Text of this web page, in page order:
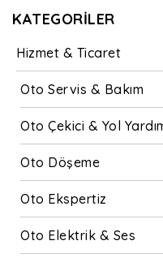
KATEGORİLER
Hizmet & Ticaret
Oto Servis & Bakım
Oto Çekici & Yol
Oto Döşeme
Oto Ekspertiz
Oto Elektrik & Ses